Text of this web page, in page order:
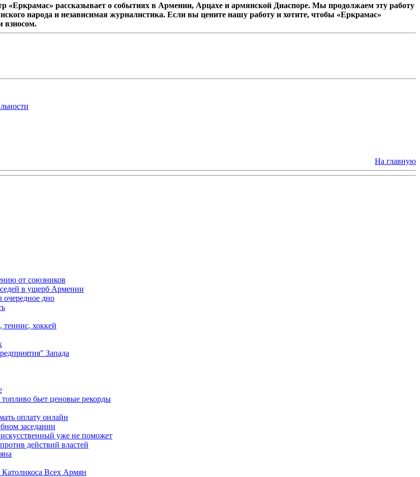
рассказывает о событиях в Армении, Арцахе и армянской Диаспоре. Мы продолжаем эту работу
народа и независимая журналистика. Если вы цените нашу работу и хотите, чтобы «Еркрамас»
взносом.
На главную
от союзников
в ущерб Армении
дно
теннис, хоккей
Запада
бьет ценовые рекорды
оплату онлайн
заседании
уже не поможет
действий властей
Католикоса Всех Армян